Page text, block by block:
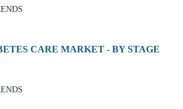
CARE MARKET - BY STAGE